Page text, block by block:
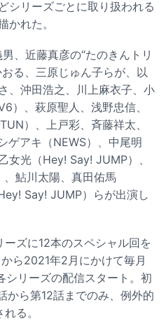
シリーズごとに取り扱われる
かれた。
、近藤真彦の“たのきんトリ
る、三原じゅん子らが、以
、沖田浩之、川上麻衣子、小
）、萩原聖人、浅野忠信、
）、上戸彩、斉藤祥太、
ゲアキ（NEWS）、中尾明
女光（Hey! Say! JUMP）、
鮎川太陽、真田佑馬
Say! JUMP）らが出演し
ズに12本のスペシャル回を
ら2021年2月にかけて毎月
シリーズの配信スタート。初
から第12話までのみ、例外的
る。